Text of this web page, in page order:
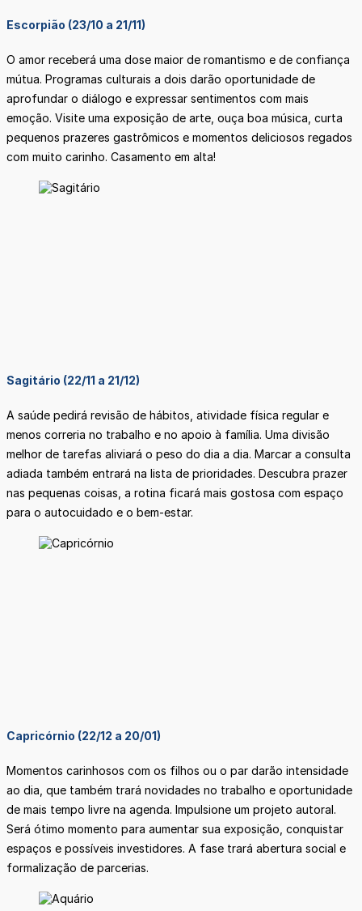
Escorpião (23/10 a 21/11)
O amor receberá uma dose maior de romantismo e de confiança
mútua. Programas culturais a dois darão oportunidade de
aprofundar o diálogo e expressar sentimentos com mais
emoção. Visite uma exposição de arte, ouça boa música, curta
pequenos prazeres gastrômicos e momentos deliciosos regados
com muito carinho. Casamento em alta!
Sagitário (22/11 a 21/12)
A saúde pedirá revisão de hábitos, atividade física regular e
menos correria no trabalho e no apoio à família. Uma divisão
melhor de tarefas aliviará o peso do dia a dia. Marcar a consulta
adiada também entrará na lista de prioridades. Descubra prazer
nas pequenas coisas, a rotina ficará mais gostosa com espaço
para o autocuidado e o bem-estar.
Capricórnio (22/12 a 20/01)
Momentos carinhosos com os filhos ou o par darão intensidade
ao dia, que também trará novidades no trabalho e oportunidade
de mais tempo livre na agenda. Impulsione um projeto autoral.
Será ótimo momento para aumentar sua exposição, conquistar
espaços e possíveis investidores. A fase trará abertura social e
formalização de parcerias.